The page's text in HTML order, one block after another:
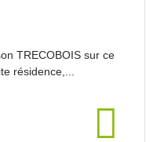
TRECOBOIS sur ce
résidence,...